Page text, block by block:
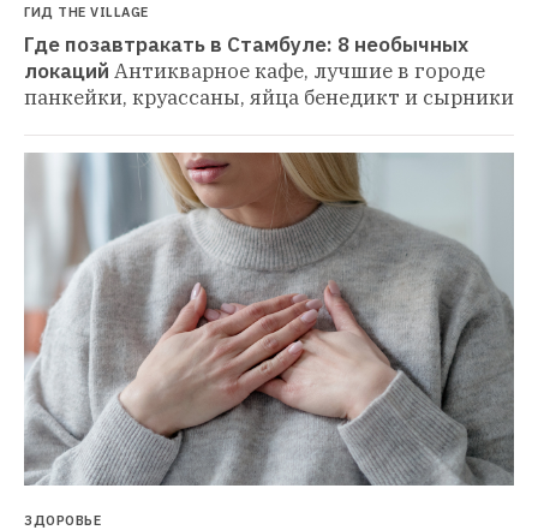
ГИД THE VILLAGE
Где позавтракать в Стамбуле: 8 необычных
локаций Антикварное кафе, лучшие в городе
панкейки, круассаны, яйца бенедикт и сырники
ЗДОРОВЬЕ